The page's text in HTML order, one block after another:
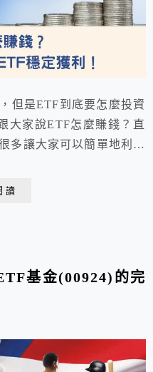
但是ETF到底要怎麼投資
大家說ETF怎麼賺錢？直
多讓大家可以簡單地利用
讀
基金(00924)的完